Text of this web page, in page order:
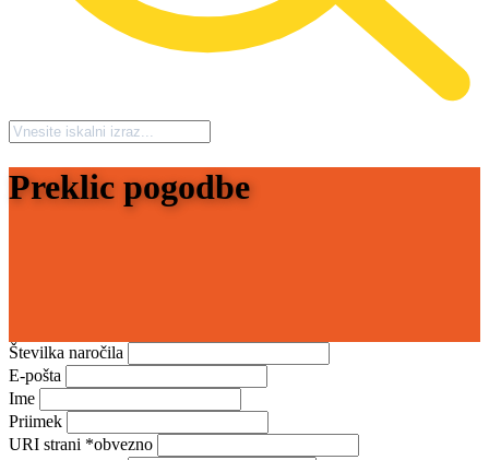
Preklic pogodbe
Številka naročila
E-pošta
Ime
Priimek*obvezno
URI strani *obvezno